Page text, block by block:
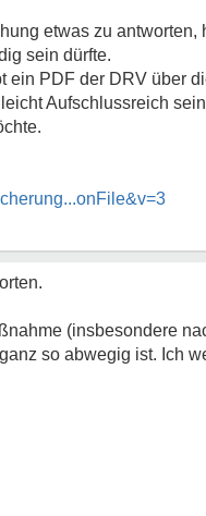
etwas zu
sein dürfte.
ein PDF der DRV über
Aufschlussreich
(insbesondere
so abwegig ist. Ich